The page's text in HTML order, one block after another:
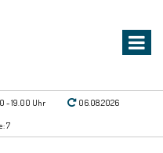
- 19.00 Uhr 06.08.2026
7